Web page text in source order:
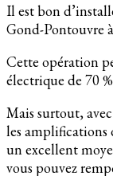
Il est bon
Gond-Pontouvre
Cette opération
électrique de 70
Mais surtout,
les amplifications
un excellent
vous pouvez